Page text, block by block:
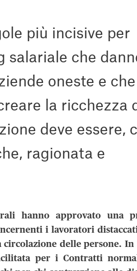
più incisive per
che
oneste e
la ricchezza
deve essere,
ragionata e
hanno approvato una
i lavoratori
delle persone.
per i Contratti